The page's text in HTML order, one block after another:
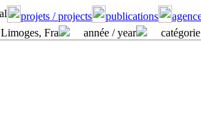
projets / projects publications
Limoges, Fra année / year